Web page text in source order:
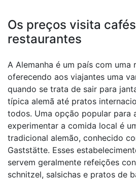
Os preços visita
restaurantes
A Alemanha é um país com uma
oferecendo aos viajantes uma
quando se trata de sair para
típica alemã até pratos
todos. Uma opção popular para
experimentar a comida local é
tradicional alemão, conhecido
Gaststätte. Esses
servem geralmente refeições
schnitzel, salsichas e pratos de